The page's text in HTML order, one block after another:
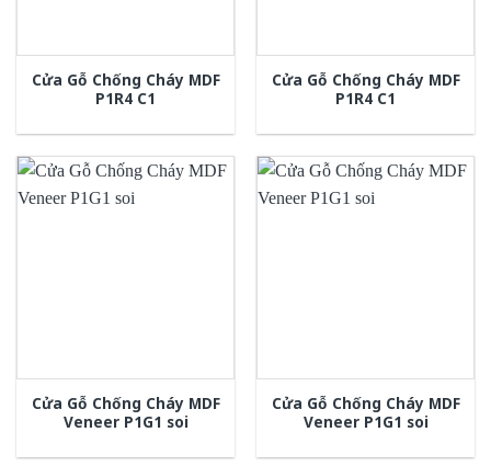
Cửa Gỗ Chống Cháy MDF
P1R4 C1
Cửa Gỗ Chống Cháy MDF
P1R4 C1
Cửa Gỗ Chống Cháy MDF
Veneer P1G1 soi
Cửa Gỗ Chống Cháy MDF
Veneer P1G1 soi